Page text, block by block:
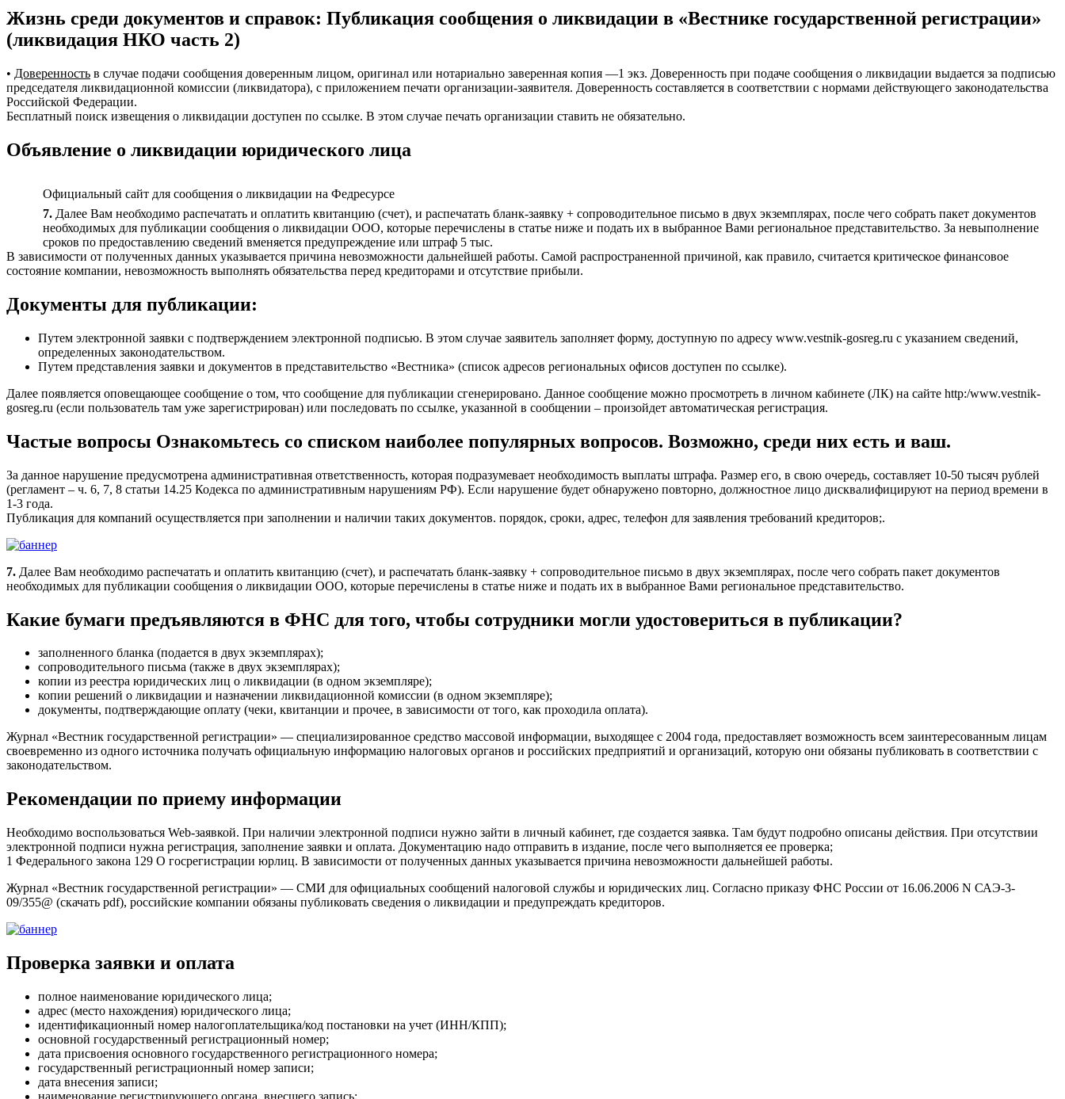
Жизнь среди документов и справок: Публикация сообщения о ликвидации в «Вестнике государственной регистрации»
(ликвидация НКО часть 2)
• Доверенность в случае подачи сообщения доверенным лицом, оригинал или нотариально заверенная копия —1 экз. Доверенность при подаче сообщения о ликвидации выдается за подписью
председателя ликвидационной комиссии (ликвидатора), с приложением печати организации-заявителя. Доверенность составляется в соответствии с нормами действующего законодательства
Российской Федерации.
Бесплатный поиск извещения о ликвидации доступен по ссылке. В этом случае печать организации ставить не обязательно.
Объявление о ликвидации юридического лица
Официальный сайт для сообщения о ликвидации на Федресурсе
7. Далее Вам необходимо распечатать и оплатить квитанцию (счет), и распечатать бланк-заявку + сопроводительное письмо в двух экземплярах, после чего собрать пакет документов
необходимых для публикации сообщения о ликвидации ООО, которые перечислены в статье ниже и подать их в выбранное Вами региональное представительство. За невыполнение
сроков по предоставлению сведений вменяется предупреждение или штраф 5 тыс.
В зависимости от полученных данных указывается причина невозможности дальнейшей работы. Самой распространенной причиной, как правило, считается критическое финансовое
состояние компании, невозможность выполнять обязательства перед кредиторами и отсутствие прибыли.
Документы для публикации:
Путем электронной заявки с подтверждением электронной подписью. В этом случае заявитель заполняет форму, доступную по адресу www.vestnik-gosreg.ru с указанием сведений,
определенных законодательством.
Путем представления заявки и документов в представительство «Вестника» (список адресов региональных офисов доступен по ссылке).
Далее появляется оповещающее сообщение о том, что сообщение для публикации сгенерировано. Данное сообщение можно просмотреть в личном кабинете (ЛК) на сайте http:/www.vestnik-
gosreg.ru (если пользователь там уже зарегистрирован) или последовать по ссылке, указанной в сообщении – произойдет автоматическая регистрация.
Частые вопросы Ознакомьтесь со списком наиболее популярных вопросов. Возможно, среди них есть и ваш.
За данное нарушение предусмотрена административная ответственность, которая подразумевает необходимость выплаты штрафа. Размер его, в свою очередь, составляет 10-50 тысяч рублей
(регламент – ч. 6, 7, 8 статьи 14.25 Кодекса по административным нарушениям РФ). Если нарушение будет обнаружено повторно, должностное лицо дисквалифицируют на период времени в
1-3 года.
Публикация для компаний осуществляется при заполнении и наличии таких документов. порядок, сроки, адрес, телефон для заявления требований кредиторов;.
7. Далее Вам необходимо распечатать и оплатить квитанцию (счет), и распечатать бланк-заявку + сопроводительное письмо в двух экземплярах, после чего собрать пакет документов
необходимых для публикации сообщения о ликвидации ООО, которые перечислены в статье ниже и подать их в выбранное Вами региональное представительство.
Какие бумаги предъявляются в ФНС для того, чтобы сотрудники могли удостовериться в публикации?
заполненного бланка (подается в двух экземплярах);
сопроводительного письма (также в двух экземплярах);
копии из реестра юридических лиц о ликвидации (в одном экземпляре);
копии решений о ликвидации и назначении ликвидационной комиссии (в одном экземпляре);
документы, подтверждающие оплату (чеки, квитанции и прочее, в зависимости от того, как проходила оплата).
Журнал «Вестник государственной регистрации» — специализированное средство массовой информации, выходящее с 2004 года, предоставляет возможность всем заинтересованным лицам
своевременно из одного источника получать официальную информацию налоговых органов и российских предприятий и организаций, которую они обязаны публиковать в соответствии с
законодательством.
Рекомендации по приему информации
Необходимо воспользоваться Web-заявкой. При наличии электронной подписи нужно зайти в личный кабинет, где создается заявка. Там будут подробно описаны действия. При отсутствии
электронной подписи нужна регистрация, заполнение заявки и оплата. Документацию надо отправить в издание, после чего выполняется ее проверка;
1 Федерального закона 129 О госрегистрации юрлиц. В зависимости от полученных данных указывается причина невозможности дальнейшей работы.
Журнал «Вестник государственной регистрации» — СМИ для официальных сообщений налоговой службы и юридических лиц. Согласно приказу ФНС России от 16.06.2006 N САЭ-3-
09/355@ (скачать pdf), российские компании обязаны публиковать сведения о ликвидации и предупреждать кредиторов.
Проверка заявки и оплата
полное наименование юридического лица;
адрес (место нахождения) юридического лица;
идентификационный номер налогоплательщика/код постановки на учет (ИНН/КПП);
основной государственный регистрационный номер;
дата присвоения основного государственного регистрационного номера;
государственный регистрационный номер записи;
дата внесения записи;
наименование регистрирующего органа, внесшего запись;